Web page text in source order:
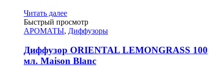
Читать далее
Быстрый просмотр
АРОМАТЫ, Диффузоры
Диффузор ORIENTAL LEMONGRASS 100
мл. Maison Blanc